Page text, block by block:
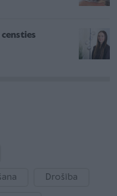
Drošība